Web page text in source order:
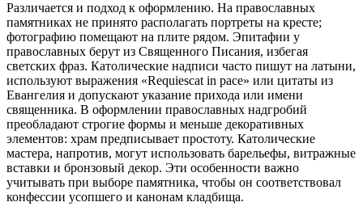
Различается и подход к оформлению. На православных
памятниках не принято располагать портреты на кресте;
фотографию помещают на плите рядом. Эпитафии у
православных берут из Священного Писания, избегая
светских фраз. Католические надписи часто пишут на латыни,
используют выражения «Requiescat in pace» или цитаты из
Евангелия и допускают указание прихода или имени
священника. В оформлении православных надгробий
преобладают строгие формы и меньше декоративных
элементов: храм предписывает простоту. Католические
мастера, напротив, могут использовать барельефы, витражные
вставки и бронзовый декор. Эти особенности важно
учитывать при выборе памятника, чтобы он соответствовал
конфессии усопшего и канонам кладбища.